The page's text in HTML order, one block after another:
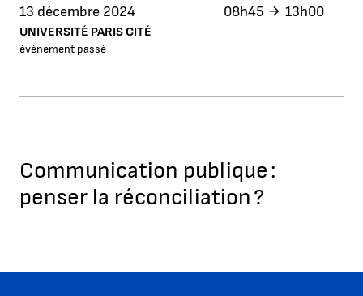
13 décembre 2024 08h45 13h00
UNIVERSITÉ PARIS CITÉ
événement passé
Communication publique :
penser la réconciliation ?